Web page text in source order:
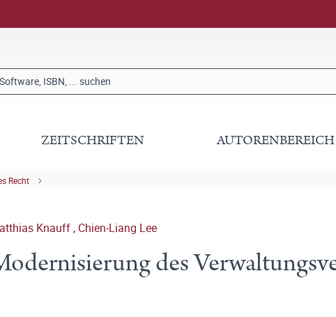
ZEITSCHRIFTEN AUTORENBEREICH
Recht
Knauff , Chien-Liang Lee
des